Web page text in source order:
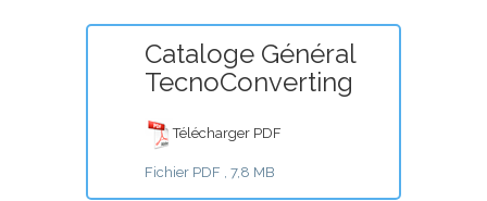
Cataloge Général
TecnoConverting
Télécharger PDF
Fichier PDF , 7,8 MB